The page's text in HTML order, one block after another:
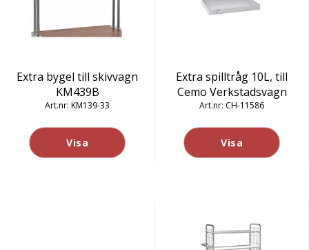
Extra bygel till skivvagn
KM439B
KM139-33
Visa
Extra spilltråg 10L, till
Cemo Verkstadsvagn
CH-11586
Visa